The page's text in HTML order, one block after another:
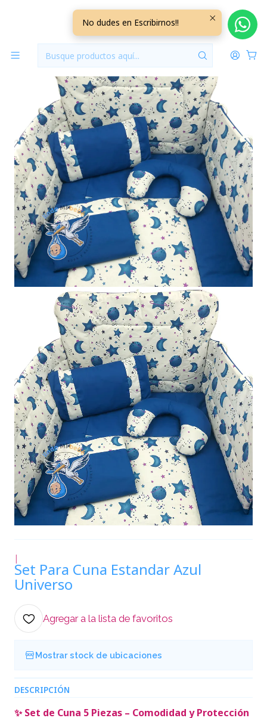
Para Cunas Set Para Cuna Estandar Azul Universo
|
Set Para Cuna Estandar Azul
Universo
Agregar a la lista de favoritos
Mostrar stock de ubicaciones
DESCRIPCIÓN
✨ Set de Cuna 5 Piezas – Comodidad y Protección
No dudes en Escribirnos!!